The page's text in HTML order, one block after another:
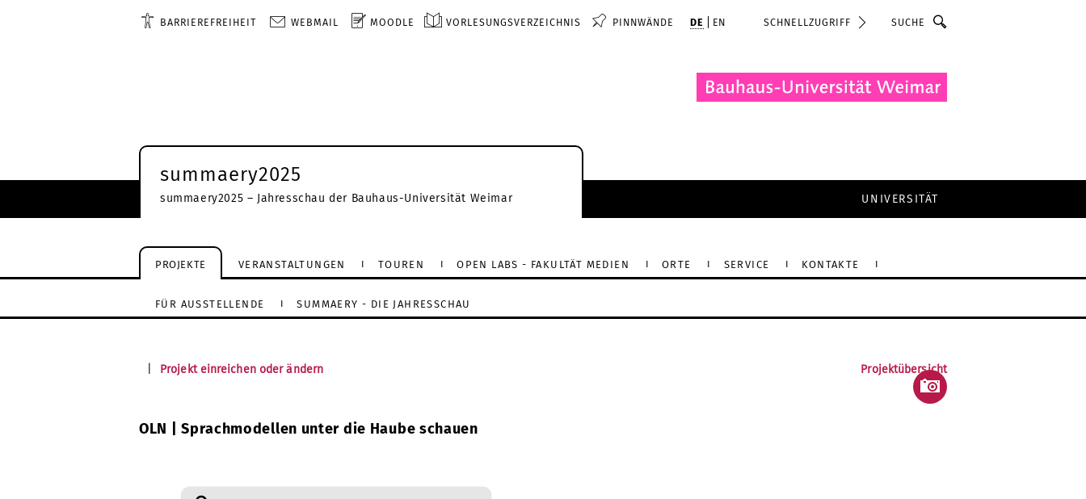
BARRIEREFREIHEIT WEBMAIL MOODLE VORLESUNGSVERZEICHNIS PINNWÄNDE DE EN SCHNELLZUGRIFF Suche
summaery2025
summaery2025 – Jahresschau der Bauhaus-Universität Weimar UNIVERSITÄT
PROJEKTE VERANSTALTUNGEN TOUREN OPEN LABS - FAKULTÄT MEDIEN ORTE SERVICE KONTAKTE
FÜR AUSSTELLENDE SUMMAERY - DIE JAHRESSCHAU
Projekt einreichen oder ändern Projektübersicht
OLN | Sprachmodellen unter die Haube schauen